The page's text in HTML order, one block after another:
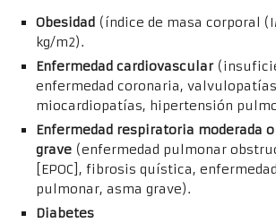
Obesidad (índice de masa corporal
kg/m2).
Enfermedad cardiovascular
enfermedad coronaria,
miocardiopatías, hipertensión
Enfermedad respiratoria moderada o
grave (enfermedad pulmonar
[EPOC], fibrosis quística,
pulmonar, asma grave).
Diabetes